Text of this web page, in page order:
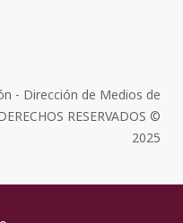
- Dirección de Medios de
RESERVADOS ©
2025